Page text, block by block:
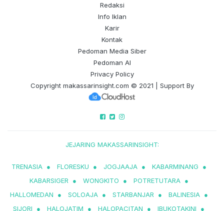
Redaksi
Info Iklan
Karir
Kontak
Pedoman Media Siber
Pedoman AI
Privacy Policy
Copyright makassarinsight.com © 2021 | Support By
JEJARING MAKASSARINSIGHT:
TRENASIA ● FLORESKU ● JOGJAAJA ● KABARMINANG
●
KABARSIGER
● WONGKITO ● POTRETUTARA ●
HALLOMEDAN
● SOLOAJA ● STARBANJAR ● BALINESIA ●
SIJORI
● HALOJATIM ● HALOPACITAN ● IBUKOTAKINI ●